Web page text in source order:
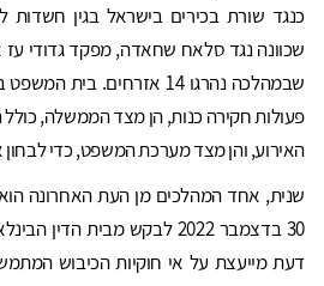
כנגד שורת בכירים בישראל בגין
שבמהלכה נהרגו 14 אזרחים.
פעולות חקירה כנות, הן מצד הממשלה,
האירוע, והן מצד מערכת המשפט, כדי
שנית, אחד המהלכים מן העת האחרונה
דעת מייעצת על אי חוקיות הכיבוש